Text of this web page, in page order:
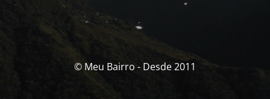
© Meu Bairro - Desde 2011